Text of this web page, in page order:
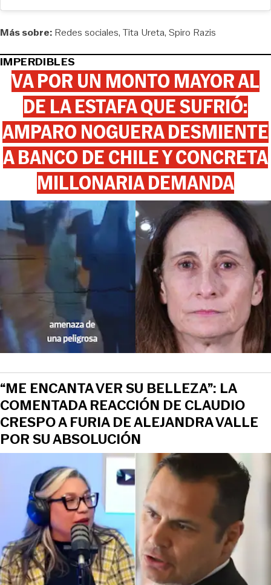
View this post on Instagram
Más sobre: Redes sociales Tita Ureta Spiro Razis
IMPERDIBLES
VA POR UN MONTO MAYOR AL
DE LA ESTAFA QUE SUFRIÓ:
AMPARO NOGUERA DESMIENTE
A BANCO DE CHILE Y CONCRETA
MILLONARIA DEMANDA
“ME ENCANTA VER SU BELLEZA”: LA
COMENTADA REACCIÓN DE CLAUDIO
CRESPO A FURIA DE ALEJANDRA VALLE
POR SU ABSOLUCIÓN